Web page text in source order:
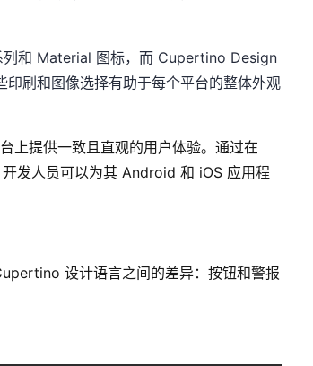
和 Material 图标，而 Cupertino Design
刷和图像选择有助于每个平台的整体外观
上提供一致且直观的用户体验。通过在
发人员可以为其 Android 和 iOS 应用程
设计语言之间的差异：按钮和警报